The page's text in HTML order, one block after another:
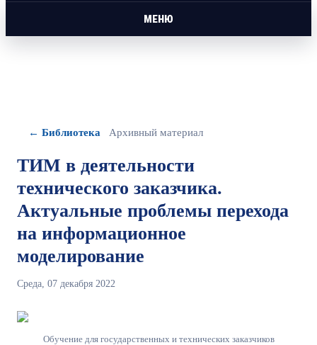
МЕНЮ
← Библиотека Архивный материал
ТИМ в деятельности
технического заказчика.
Актуальные проблемы перехода
на информационное
моделирование
Среда, 07 декабря 2022
Обучение для государственных и технических заказчиков